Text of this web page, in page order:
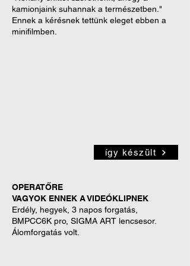
kamionjaink suhannak a természetben."
Ennek a kérésnek tettünk eleget ebben a
minifilmben.
így készült
OPERATŐRE
VAGYOK ENNEK A VIDEÓKLIPNEK
Erdély, hegyek, 3 napos forgatás,
BMPCC6K pro, SIGMA ART lencsesor.
Álomforgatás volt.